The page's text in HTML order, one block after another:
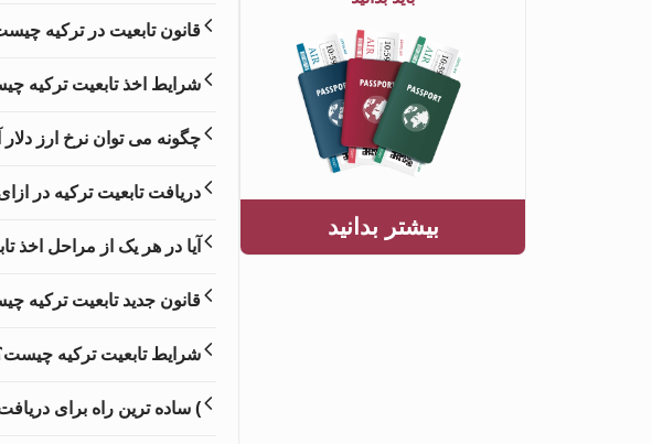
بیشتر بدانید
قانون تابعیت در ترکیه
شرایط اخذ تابعیت ترکیه
چگونه می توان نرخ ارز
دریافت تابعیت ترکیه در
آیا در هر یک از مراحل اخذ
قانون جدید تابعیت ترکیه
شرایط تابعیت ترکیه
) ساده ترین راه برای